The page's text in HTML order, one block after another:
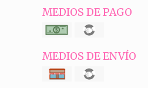
MEDIOS DE PAGO
MEDIOS DE ENVÍO